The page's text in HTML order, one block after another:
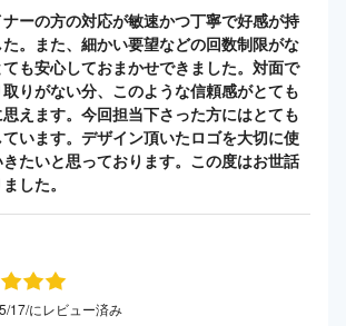
ーの方の対応が敏速かつ丁寧で好感が持
。また、細かい要望などの回数制限がな
ても安心しておまかせできました。対面で
りがない分、このような信頼感がとても
えます。今回担当下さった方にはとても
います。デザイン頂いたロゴを大切に使
きたいと思っております。この度はお世話
した。
17/にレビュー済み